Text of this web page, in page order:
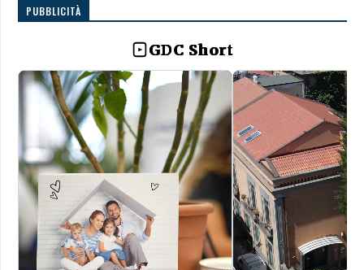
PUBBLICITÀ
GDC Short